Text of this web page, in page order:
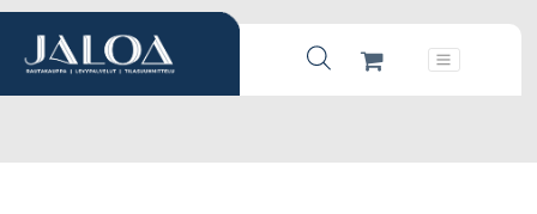
Products search
Päävalikko